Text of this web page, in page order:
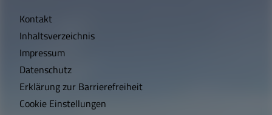
c
h
t
i
Kontakt
Inhaltsverzeichnis
Impressum
Datenschutz
Erklärung zur Barrierefreiheit
Cookie Einstellungen